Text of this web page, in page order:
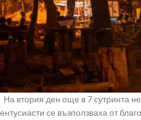
На втория ден още в 7 сутринта
ентусиасти се възползваха от